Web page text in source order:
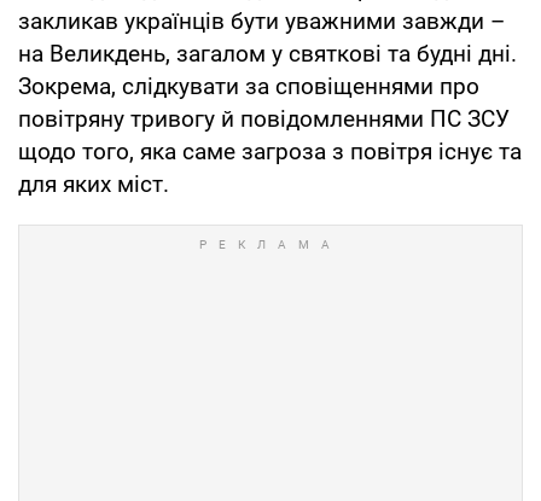
закликав українців бути уважними завжди –
на Великдень, загалом у святкові та будні дні.
Зокрема, слідкувати за сповіщеннями про
повітряну тривогу й повідомленнями ПС ЗСУ
щодо того, яка саме загроза з повітря існує та
для яких міст.